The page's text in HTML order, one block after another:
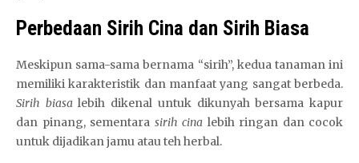
Perbedaan Sirih Cina dan Sirih Biasa
Meskipun sama-sama bernama “sirih”, kedua tanaman ini
memiliki karakteristik dan manfaat yang sangat berbeda.
Sirih biasalebih dikenal untuk dikunyah bersama kapur
dan pinang, sementara sirih cina lebih ringan dan cocok
untuk dijadikan jamu atau teh herbal.